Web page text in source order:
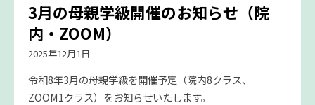
3月の母親学級開催のお知らせ（院
内・ZOOM）
2025年12月1日
令和8年3月の母親学級を開催予定（院内8クラス、
ZOOM1クラス）をお知らせいたします。